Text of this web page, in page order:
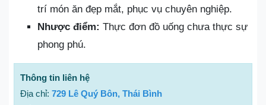
trí món ăn đẹp mắt, phục vụ chuyên nghiệp.
Nhược điểm: Thực đơn đồ uống chưa thực sự
phong phú.
Thông tin liên hệ
Địa chỉ: 729 Lê Quý Bôn, Thái Bình